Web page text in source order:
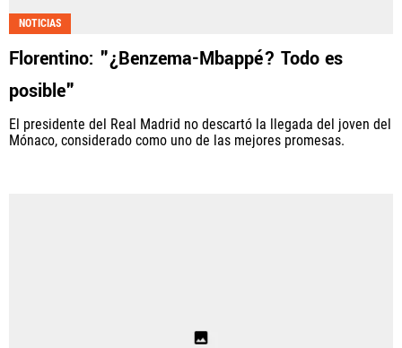
NOTICIAS
Florentino: "¿Benzema-Mbappé? Todo es
posible"
El presidente del Real Madrid no descartó la llegada del joven del
Mónaco, considerado como uno de las mejores promesas.